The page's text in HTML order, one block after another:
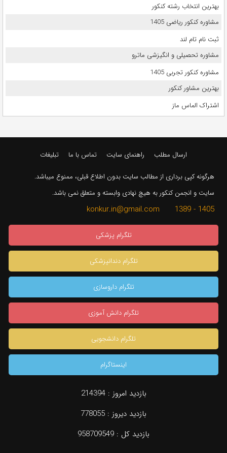
بهترین انتخاب رشته کنکور
مشاوره کنکور ریاضی 1405
ثبت نام تام لند
مشاوره تحصیلی و انگیزشی ماترو
مشاوره کنکور تجربی 1405
بهترین مشاور کنکور
اشتراک الماس ماز
ارسال مطلب راهنمای سایت تماس با ما تبلیغات
هرگونه کپی برداری از مطالب سایت بدون اطلاع قبلی، ممنوع میباشد.
سایت و انجمن کنکور به هیچ نهادی وابسته و متعلق نمی باشد.
1405 - 1389 konkur.in@gmail.com
تلگرام پزشکی
تلگرام دندانپزشکی
تلگرام داروسازی
تلگرام دانش آموزی
تلگرام دانشجویی
اینستاگرام
بازدید امروز :214394
بازدید دیروز : 778055
بازدید کل : 958709549